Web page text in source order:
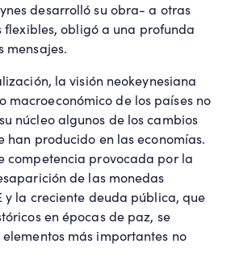
desarrolló su obra- a otras
flexibles, obligó a una profunda
mensajes.
la visión neokeynesiana
macroeconómico de los países no
núcleo algunos de los cambios
han producido en las economías.
competencia provocada por la
de las monedas
y la creciente deuda pública, que
en épocas de paz, se
más importantes no